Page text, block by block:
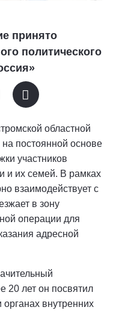
принято
политического
областной
на постоянной основе
участников
и их семей. В рамках
взаимодействует с
в зону
операции для
адресной
20 лет он посвятил
внутренних